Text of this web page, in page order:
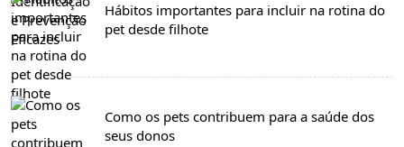
Hábitos importantes para incluir na rotina do
pet desde filhote
Como os pets contribuem para a saúde dos
seus donos